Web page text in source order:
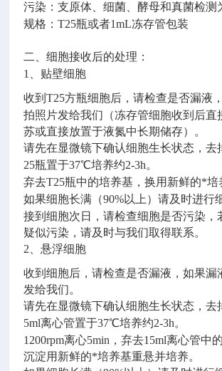
污染：支原体、细菌、酵母和真菌检测
规格：T25瓶或者1mL冻存管包装
二、细胞接收后的处理：
1
、贴壁细胞
收到T25方瓶细胞后，请检查是否漏液
拍照片发给我们（冻存管细胞收到后直
苏或直接放置于液氮中长期储存）。
请先在显微镜下确认细胞生长状态，去
25瓶置于37℃培养约2-3h。
弃去T25瓶中的培养基，换用新鲜的*培
如果细胞长满（90%以上）请及时进行
接到细胞次日，请检查细胞是否污染，
疑似污染，请及时与我们取得联系。
2 、悬浮细胞
收到细胞后，请检查是否漏液，如果漏
发给我们。
请先在显微镜下确认细胞生长状态，去
5ml离心管置于37℃培养约2-3h。
1200rpm离心5min ，弃去15ml离心管中
沉淀用新鲜的*培养基重悬并培养。